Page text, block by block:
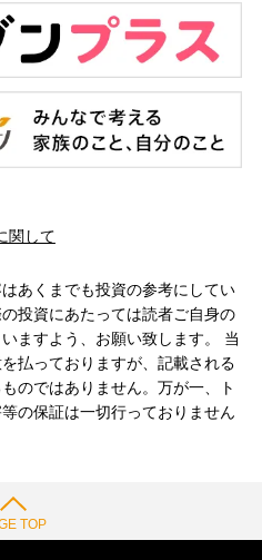
関して
あくまでも投資の参考にしてい
投資にあたっては読者ご自身の
ますよう、お願い致します。 当
払っておりますが、記載される
のではありません。万が一、ト
の保証は一切行っておりません
TOP